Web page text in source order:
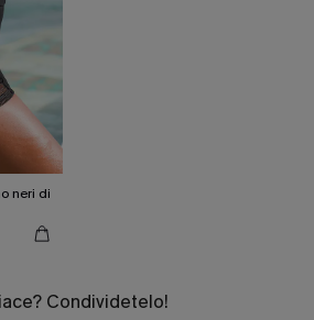
neri di
Condividetelo!